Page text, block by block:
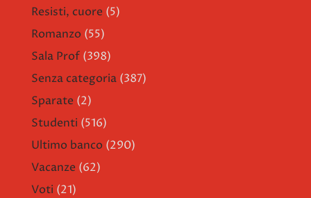
Resisti, cuore (5)
Romanzo (55)
Sala Prof (398)
Senza categoria (387)
Sparate (2)
Studenti (516)
Ultimo banco (290)
Vacanze (62)
Voti (21)